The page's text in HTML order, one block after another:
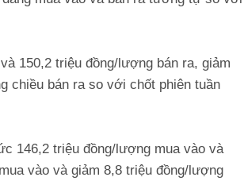
150,2 triệu đồng/lượng bán ra, giảm
chiều bán ra so với chốt phiên tuần
146,2 triệu đồng/lượng mua vào và
vào và giảm 8,8 triệu đồng/lượng